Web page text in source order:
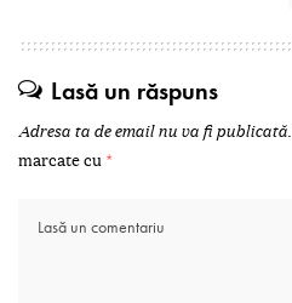
Lasă un răspuns
Adresa ta de email nu va fi publicată.
marcate cu *